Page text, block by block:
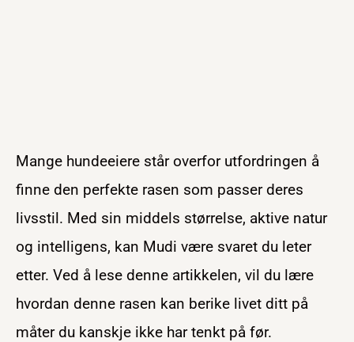
Mange hundeeiere står overfor utfordringen å
finne den perfekte rasen som passer deres
livsstil. Med sin middels størrelse, aktive natur
og intelligens, kan Mudi være svaret du leter
etter. Ved å lese denne artikkelen, vil du lære
hvordan denne rasen kan berike livet ditt på
måter du kanskje ikke har tenkt på før.